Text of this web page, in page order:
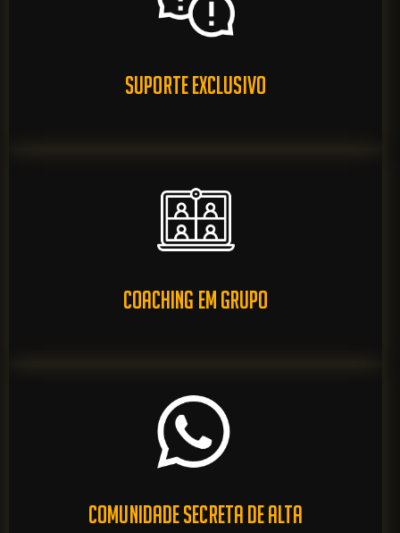
SUPORTE EXCLUSIVO
COACHING EM GRUPO
COMUNIDADE SECRETA DE ALTA